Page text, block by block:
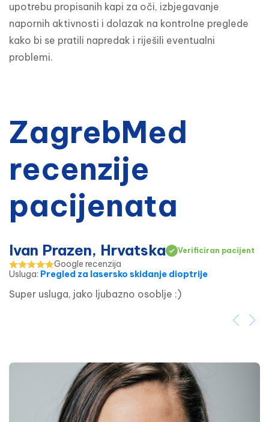
upotrebu propisanih kapi za oči, izbjegavanje
napornih aktivnosti i dolazak na kontrolne preglede
kako bi se pratili napredak i riješili eventualni
problemi.
ZagrebMed
recenzije
pacijenata
Ivan Prazen, Hrvatska Verificiran pacijent
Google recenzija
Usluga: Pregled za lasersko skidanje dioptrije
Super usluga, jako ljubazno osoblje :)